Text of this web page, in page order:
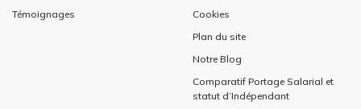
Témoignages
Cookies
Plan du site
Notre Blog
Comparatif Portage Salarial et
statut d’Indépendant